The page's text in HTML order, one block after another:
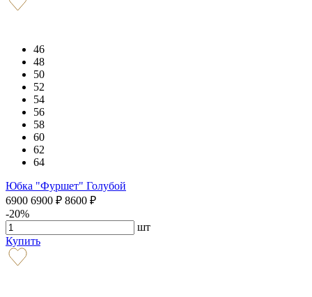
46
48
50
52
54
56
58
60
62
64
Юбка "Фуршет" Голубой
6900 6900 ₽ 8600 ₽
-20%
шт
Купить